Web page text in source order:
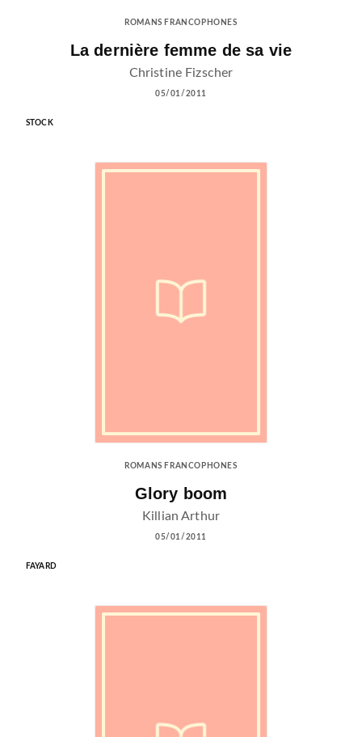
ROMANS FRANCOPHONES
La dernière femme de sa vie
Christine Fizscher
05/01/2011
STOCK
ROMANS FRANCOPHONES
Glory boom
Killian Arthur
05/01/2011
FAYARD